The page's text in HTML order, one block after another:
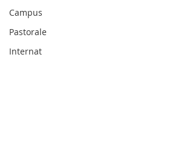
Campus
Pastorale
Internat